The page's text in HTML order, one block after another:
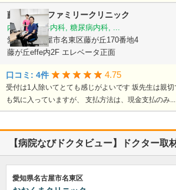
藤が丘effeファミリークリニック
内科, 循環器内科, 糖尿病内科, ...
愛知県名古屋市名東区藤が丘170番地4
藤が丘effe内2F エレベータ正面
口コミ: 4件 4.75
受付は1人除いてとても感じがよいです 坂先生は親
も気に入っていますが、 支払方法は、現金支払のみ...
【病院なびドクタビュー】ドクター取
愛知県名古屋市名東区